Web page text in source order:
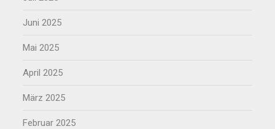
Juni 2025
Mai 2025
April 2025
März 2025
Februar 2025